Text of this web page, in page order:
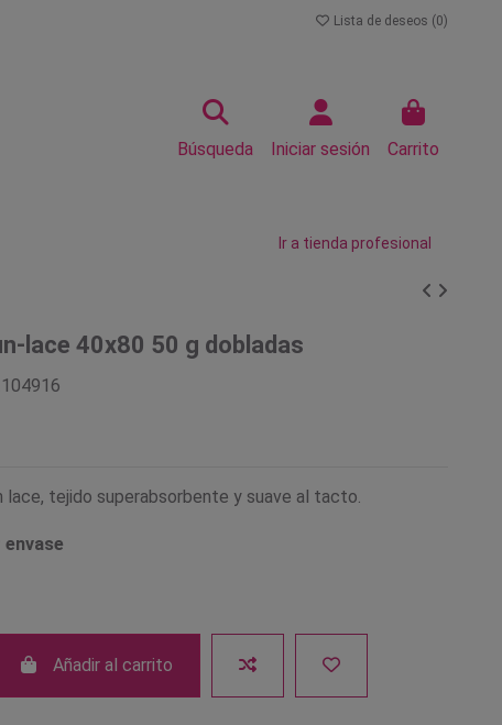
Lista de deseos (0)
Búsqueda Iniciar sesión Carrito
Ir a tienda profesional
lace 40x80 50 g dobladas
lace, tejido superabsorbente y suave al tacto.
envase
Añadir al carrito